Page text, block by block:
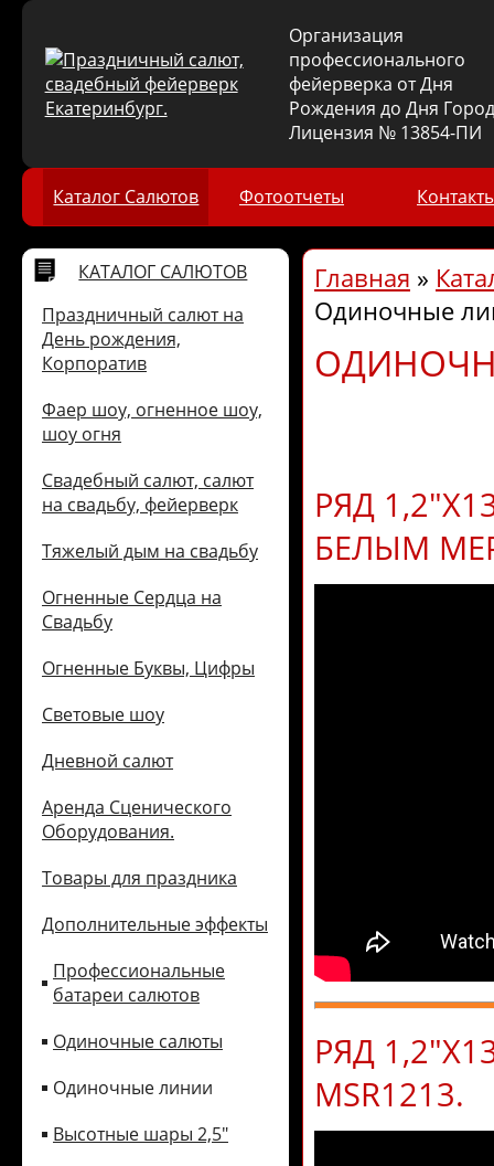
Организация
профессионального
фейерверка от Дня
Рождения до Дня
Лицензия № 13854-ПИ
Каталог Салютов Фотоотчеты
КАТАЛОГ САЛЮТОВ
Праздничный салют на
День рождения,
Корпоратив
Фаер шоу, огненное шоу,
шоу огня
Свадебный салют, салют
на свадьбу, фейерверк
Тяжелый дым на свадьбу
Огненные Сердца на
Свадьбу
Огненные Буквы, Цифры
Световые шоу
Дневной салют
Аренда Сценического
Оборудования.
Товары для праздника
Дополнительные эффекты
Профессиональные
батареи салютов
Одиночные салюты
Одиночные линии
Высотные шары 2,5"
Главная »
Одиночные
РЯД
БЕЛЫМ
РЯД
MSR1213.